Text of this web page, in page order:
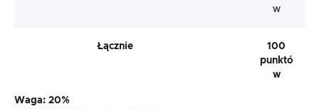
w
Łącznie
100
punktó
w
Waga: 20%